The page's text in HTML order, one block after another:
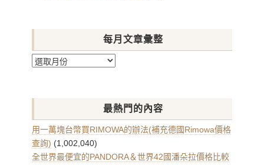
每月文章彙整
每
章
整
最熱門的內容
用一萬塊台幣買RIMOWA的辦法(補充德國Rimowa價格
查詢) (1,002,040)
全世界最便宜的PANDORA＆世界42國潘朵拉價格比較